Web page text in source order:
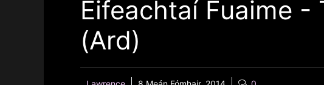
Éifeachtaí Fuaime -
(Ard)